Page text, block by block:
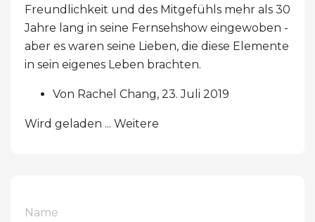
Freundlichkeit und des Mitgefühls mehr als 30
Jahre lang in seine Fernsehshow eingewoben -
aber es waren seine Lieben, die diese Elemente
in sein eigenes Leben brachten.
Von Rachel Chang, 23. Juli 2019
Wird geladen ... Weitere
Name